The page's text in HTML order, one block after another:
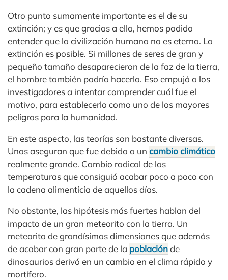
Otro punto sumamente importante es el de su
extinción; y es que gracias a ella, hemos podido
entender que la civilización humana no es eterna. La
extinción es posible. Si millones de seres de gran y
pequeño tamaño desaparecieron de la faz de la tierra,
el hombre también podría hacerlo. Eso empujó a los
investigadores a intentar comprender cuál fue el
motivo, para establecerlo como uno de los mayores
peligros para la humanidad.
En este aspecto, las teorías son bastante diversas.
Unos aseguran que fue debido a un cambio climático
realmente grande. Cambio radical de las
temperaturas que consiguió acabar poco a poco con
la cadena alimenticia de aquellos días.
No obstante, las hipótesis más fuertes hablan del
impacto de un gran meteorito con la tierra. Un
meteorito de grandísimas dimensiones que además
de acabar con gran parte de la poblaciónde
dinosaurios derivó en un cambio en el clima rápido y
mortífero.